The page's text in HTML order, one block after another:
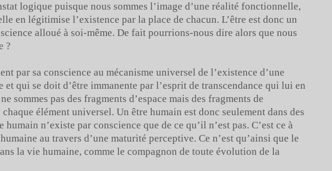
logique puisque nous sommes l’image d’une réalité fonctionnelle,
en légitimise l’existence par la place de chacun. L’être est donc un
alloué à soi-même. De fait pourrions-nous dire alors que nous
?
par sa conscience au mécanisme universel de l’existence d’une
qui se doit d’être immanente par l’esprit de transcendance qui lui en
sommes pas des fragments d’espace mais des fragments de
élément universel. Un être humain est donc seulement dans des
n’existe par conscience que de ce qu’il n’est pas. C’est ce à
au travers d’une maturité perceptive. Ce n’est qu’ainsi que le
la vie humaine, comme le compagnon de toute évolution de la